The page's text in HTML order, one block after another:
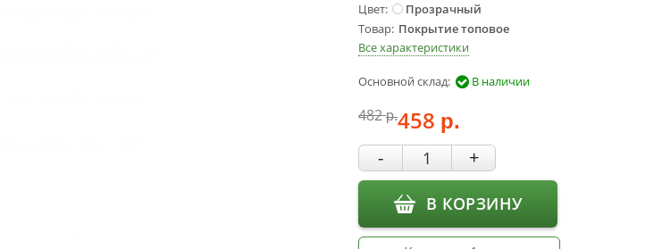
Цвет
Прозрачный
Товар Покрытие топовое
Все характеристики
Основной склад: В наличии
458 р.
482р.
- +
В КОРЗИНУ